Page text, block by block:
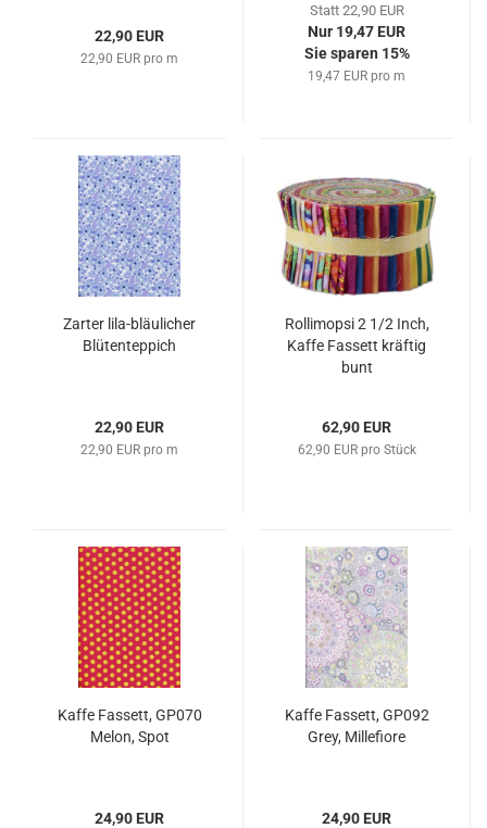
22,90 EUR
22,90 EUR pro m
Statt 22,90 EUR
Nur 19,47 EUR
Sie sparen 15%
19,47 EUR pro m
Zarter lila-bläulicher
Blütenteppich
22,90 EUR
22,90 EUR pro m
Rollimopsi 2 1/2 Inch,
Kaffe Fassett kräftig
bunt
62,90 EUR
62,90 EUR pro Stück
Kaffe Fassett, GP070
Melon, Spot
24,90 EUR
Kaffe Fassett, GP092
Grey, Millefiore
24,90 EUR